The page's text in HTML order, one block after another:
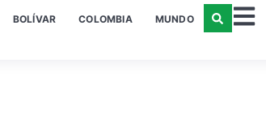
BOLÍVAR COLOMBIA MUNDO